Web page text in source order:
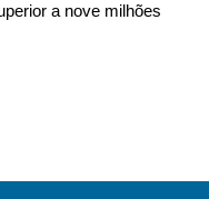
a nove milhões